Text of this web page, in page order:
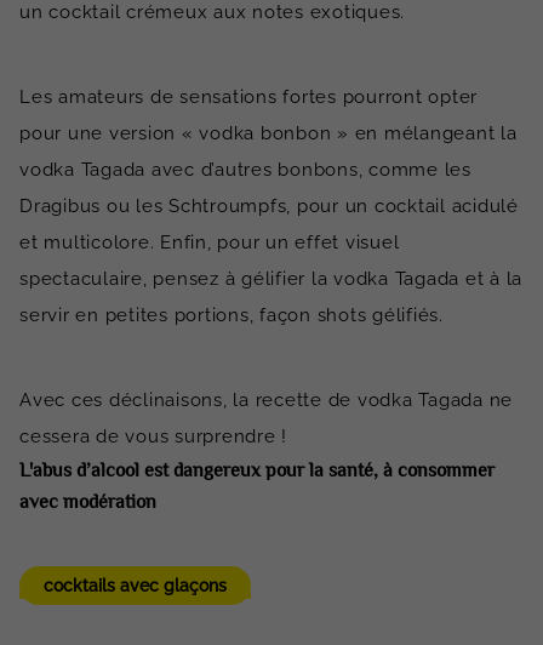
un cocktail crémeux aux notes exotiques.
Les amateurs de sensations fortes pourront opter
pour une version « vodka bonbon » en mélangeant la
vodka Tagada avec d’autres bonbons, comme les
Dragibus ou les Schtroumpfs, pour un cocktail acidulé
et multicolore. Enfin, pour un effet visuel
spectaculaire, pensez à gélifier la vodka Tagada et à la
servir en petites portions, façon shots gélifiés.
Avec ces déclinaisons, la recette de vodka Tagada ne
cessera de vous surprendre !
L'abus d’alcool est dangereux pour la santé, à consommer
avec modération
cocktails avec glaçons